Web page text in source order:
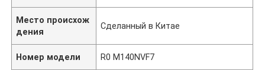
Место происхож
дения
Сделанный в Китае
Номер модели R0 M140NVF7